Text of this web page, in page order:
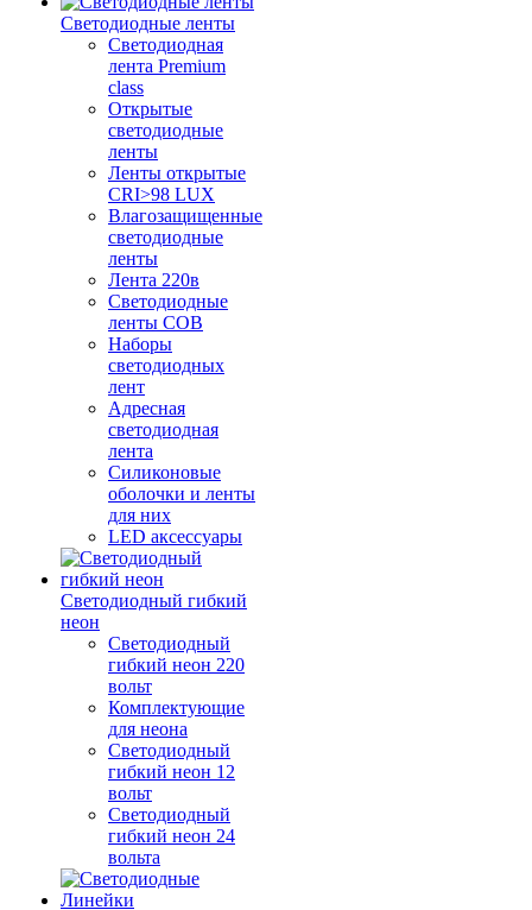
Светодиодные ленты
Светодиодная
лента Premium
class
Открытые
светодиодные
ленты
Ленты открытые
CRI>98 LUX
Влагозащищенные
светодиодные
ленты
Лента 220в
Светодиодные
ленты COB
Наборы
светодиодных
лент
Адресная
светодиодная
лента
Силиконовые
оболочки и ленты
для них
LED аксессуары
Светодиодный гибкий
неон
Светодиодный
гибкий неон 220
вольт
Комплектующие
для неона
Светодиодный
гибкий неон 12
вольт
Светодиодный
гибкий неон 24
вольта